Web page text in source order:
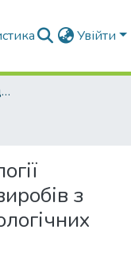
Увійти
Навчальні та наукові видання
з